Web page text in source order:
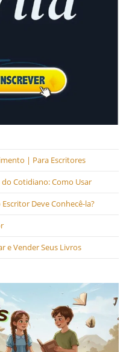
| Para Escritores
Cotidiano: Como Usar
Deve Conhecê-la?
e Vender Seus Livros